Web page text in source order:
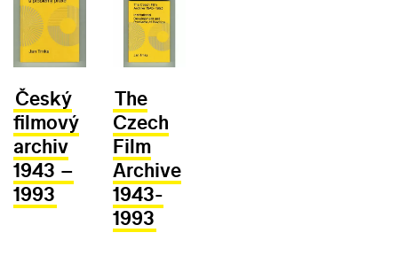
Český
filmový
archiv
1943 –
1993
The
Czech
Film
Archive
1943-
1993